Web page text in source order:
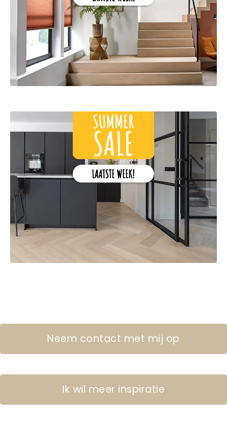
Neem contact met mij op
Ik wil meer inspiratie